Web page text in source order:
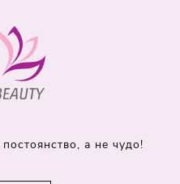
а не чудо!